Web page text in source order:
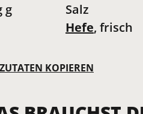
g
Salz
Hefe, frisch
ZUTATEN KOPIEREN